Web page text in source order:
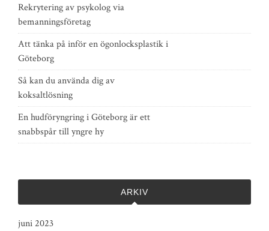
Rekrytering av psykolog via
bemanningsföretag
Att tänka på inför en ögonlocksplastik i
Göteborg
Så kan du använda dig av
koksaltlösning
En hudföryngring i Göteborg är ett
snabbspår till yngre hy
ARKIV
juni 2023